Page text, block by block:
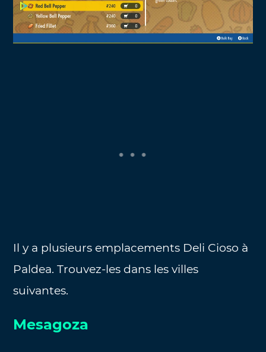
Il y a plusieurs emplacements Deli Cioso à
Paldea. Trouvez-les dans les villes
suivantes.
Mesagoza